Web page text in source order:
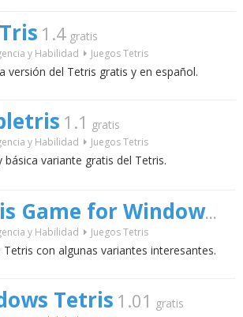
1.4 gratis
y Habilidad Juegos Tetris
versión del Tetris gratis y en español.
1.1 gratis
y Habilidad Juegos Tetris
básica variante gratis del Tetris.
Tetris Game for Windows
y Habilidad Juegos Tetris
Tetris con algunas variantes interesantes.
Tetris 1.01 gratis